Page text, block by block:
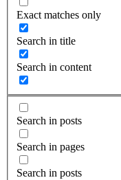
Exact matches only
Search in title
Search in content
Search in posts
Search in pages
Search in posts